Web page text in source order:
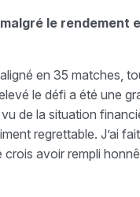
le rendement
en 35 matches,
le défi a été une
de la situation
regrettable. J’ai
avoir rempli